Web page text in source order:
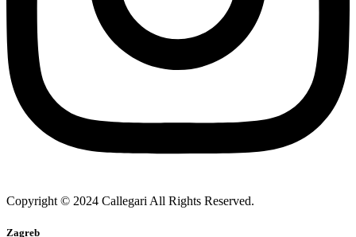
Copyright © 2024 Callegari All Rights Reserved.
Zagreb